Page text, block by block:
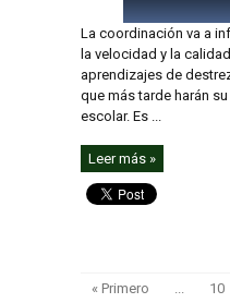
La coordinación va a
la velocidad y la
aprendizajes de
que más tarde harán
escolar. Es ...
Leer más »
« Primero ... 10